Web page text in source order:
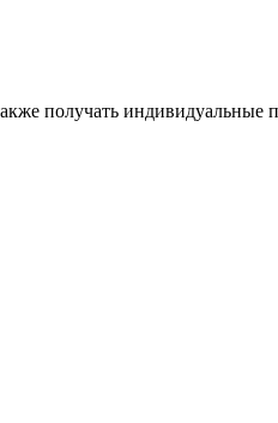
получать индивидуальные